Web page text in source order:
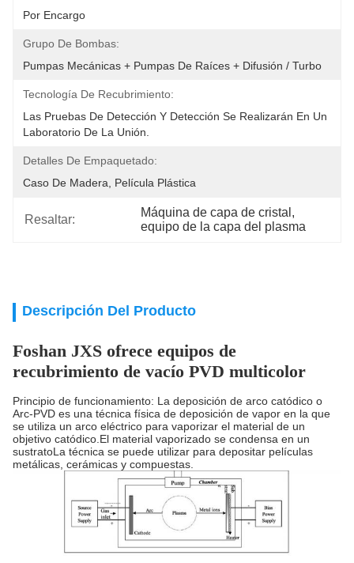
Por Encargo
Grupo De Bombas:
Pumpas Mecánicas + Pumpas De Raíces + Difusión / Turbo
Tecnología De Recubrimiento:
Las Pruebas De Detección Y Detección Se Realizarán En Un
Laboratorio De La Unión.
Detalles De Empaquetado:
Caso De Madera, Película Plástica
Resaltar:
Máquina de capa de cristal ,
equipo de la capa del plasma
Descripción Del Producto
Foshan JXS ofrece equipos de
recubrimiento de vacío PVD multicolor
Principio de funcionamiento: La deposición de arco catódico o
Arc-PVD es una técnica física de deposición de vapor en la que
se utiliza un arco eléctrico para vaporizar el material de un
objetivo catódico.El material vaporizado se condensa en un
sustratoLa técnica se puede utilizar para depositar películas
metálicas, cerámicas y compuestas.